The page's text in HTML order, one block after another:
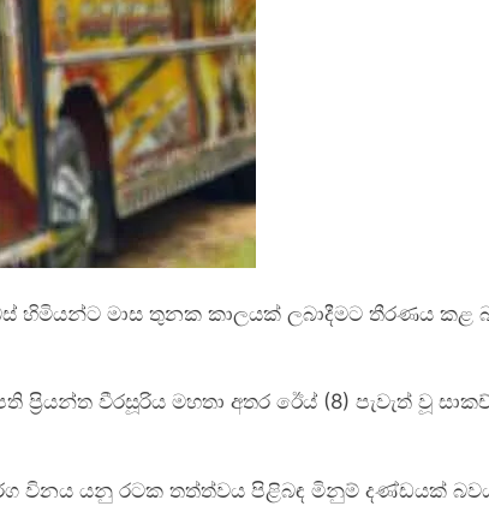
හිමියන්ට මාස තුනක කාලයක් ලබාදීමට තීරණය කළ
වීරසූරිය මහතා අතර ඊෙය් (8) පැවැත් වූ
විනය යනු රටක තත්ත්වය පිළිබඳ මිනුම් දණ්ඩයක්